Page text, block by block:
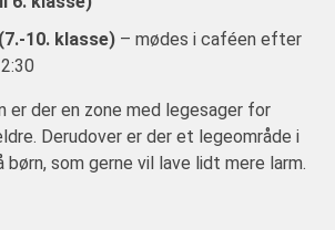
10. klasse) – mødes i caféen efter
er der en zone med legesager for
Derudover er der et legeområde i
som gerne vil lave lidt mere larm.